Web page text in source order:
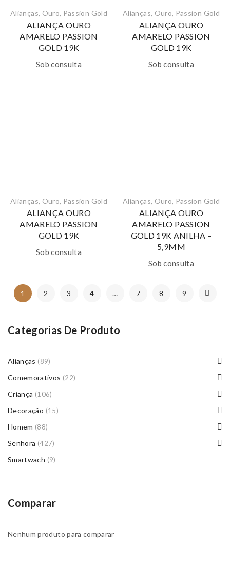
Alianças, Ouro, Passion Gold
ALIANÇA OURO
AMARELO PASSION
GOLD 19K
Sob consulta
Alianças, Ouro, Passion Gold
ALIANÇA OURO
AMARELO PASSION
GOLD 19K
Sob consulta
Alianças, Ouro, Passion Gold
ALIANÇA OURO
AMARELO PASSION
GOLD 19K
Sob consulta
Alianças, Ouro, Passion Gold
ALIANÇA OURO
AMARELO PASSION
GOLD 19K ANILHA –
5,9MM
Sob consulta
1 2 3 4 … 7 8 9
Categorias De Produto
Alianças (89)
Comemorativos (22)
Criança (106)
Decoração (15)
Homem (88)
Senhora (427)
Smartwach (9)
Comparar
Nenhum produto para comparar